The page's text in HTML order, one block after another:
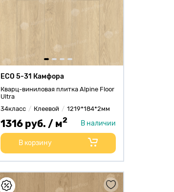
ECO 5-31 Камфора
Кварц-виниловая плитка Alpine Floor
Ultra
34класс
Клеевой 1219*184*2мм
1316 руб. / м2 В наличии
В корзину